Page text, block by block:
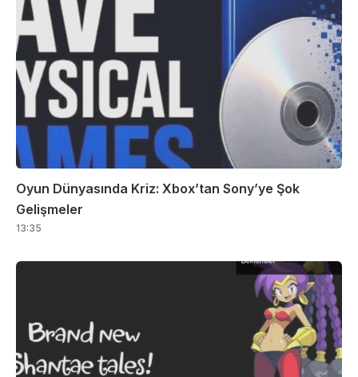
Oyun Dünyasında Kriz: Xbox’tan Sony’ye Şok
Gelişmeler
13:35